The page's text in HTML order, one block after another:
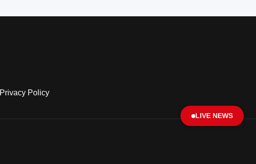
Privacy Policy
LIVE NEWS